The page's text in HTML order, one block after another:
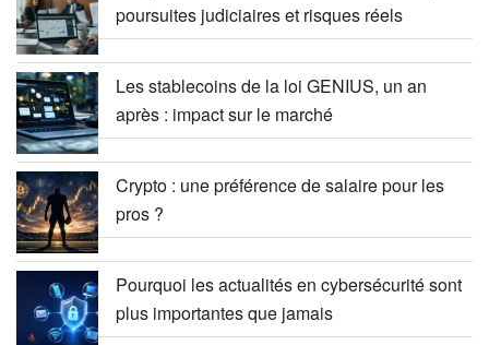
poursuites judiciaires et risques réels
Les stablecoins de la loi GENIUS, un an
après : impact sur le marché
Crypto : une préférence de salaire pour les
pros ?
Pourquoi les actualités en cybersécurité sont
plus importantes que jamais